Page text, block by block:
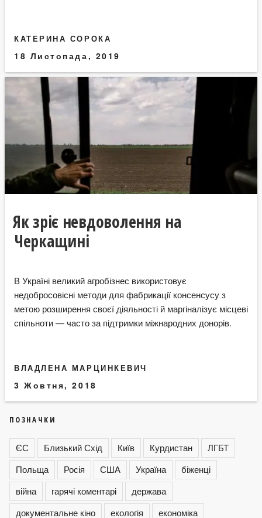
КАТЕРИНА СОРОКА
18 Листопада, 2019
Як зріє невдоволення на
Черкащині
В Україні великий агробізнес використовує
недобросовісні методи для фабрикації консенсусу з
метою розширення своєї діяльності й маргіналізує місцеві
спільноти — часто за підтримки міжнародних донорів.
ВЛАДЛЕНА МАРЦИНКЕВИЧ
3 Жовтня, 2018
ПОЗНАЧКИ
ЄС Близький Схід Київ Курдистан
ЛГБТ
Польща
Росія США Україна
біженці
війна
гарячі коментарі
держава
документальне кіно
екологія економіка